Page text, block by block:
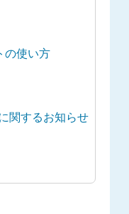
の使い方
関するお知らせ